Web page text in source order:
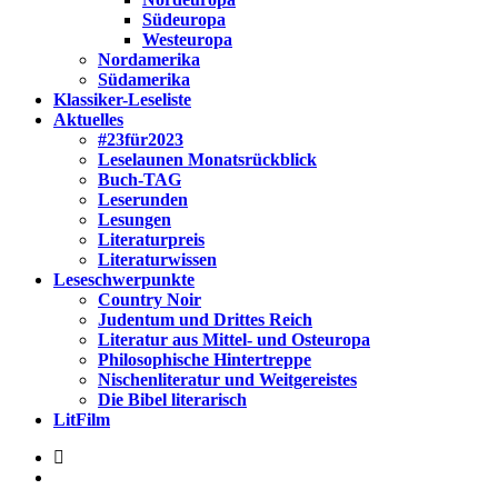
Südeuropa
Westeuropa
Nordamerika
Südamerika
Klassiker-Leseliste
Aktuelles
#23für2023
Leselaunen Monatsrückblick
Buch-TAG
Leserunden
Lesungen
Literaturpreis
Literaturwissen
Leseschwerpunkte
Country Noir
Judentum und Drittes Reich
Literatur aus Mittel- und Osteuropa
Philosophische Hintertreppe
Nischenliteratur und Weitgereistes
Die Bibel literarisch
LitFilm